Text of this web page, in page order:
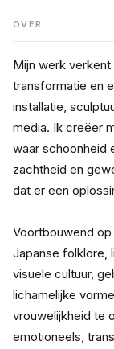
OVER
Mijn werk
transformatie en
installatie,
media. Ik creëer
waar schoonheid
zachtheid en
dat er een
Voortbouwend
Japanse folklore,
visuele cultuur,
lichamelijke
vrouwelijkheid te
emotioneels,